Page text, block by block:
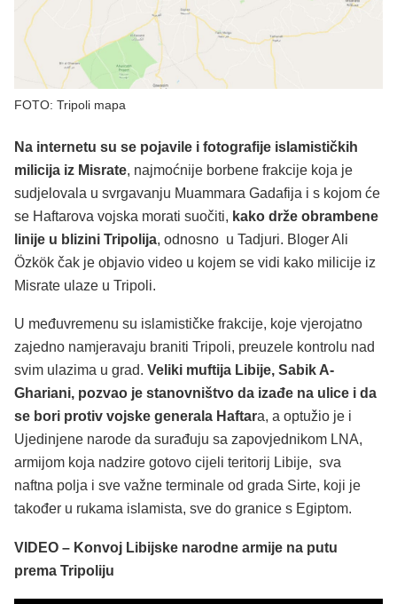
FOTO: Tripoli mapa
Na internetu su se pojavile i fotografije islamističkih
milicija iz Misrate, najmoćnije borbene frakcije koja je
sudjelovala u svrgavanju Muammara Gadafija i s kojom će
se Haftarova vojska morati suočiti, kako drže obrambene
linije u blizini Tripolija, odnosno u Tadjuri. Bloger Ali
Özkök čak je objavio video u kojem se vidi kako milicije iz
Misrate ulaze u Tripoli.
U međuvremenu su islamističke frakcije, koje vjerojatno
zajedno namjeravaju braniti Tripoli, preuzele kontrolu nad
svim ulazima u grad. Veliki muftija Libije, Sabik A-
Ghariani, pozvao je stanovništvo da izađe na ulice i da
se bori protiv vojske generala Haftara, a optužio je i
Ujedinjene narode da surađuju sa zapovjednikom LNA,
armijom koja nadzire gotovo cijeli teritorij Libije, sva
naftna polja i sve važne terminale od grada Sirte, koji je
također u rukama islamista, sve do granice s Egiptom.
VIDEO – Konvoj Libijske narodne armije na putu
prema Tripoliju